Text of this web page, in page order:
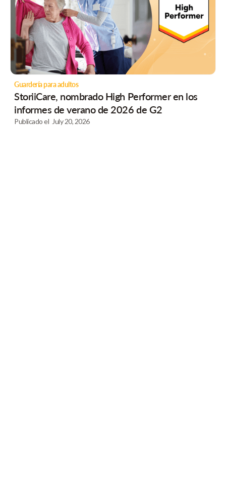
Guardería para adultos
StoriiCare, nombrado High Performer en los
informes de verano de 2026 de G2
Publicado el July 20, 2026